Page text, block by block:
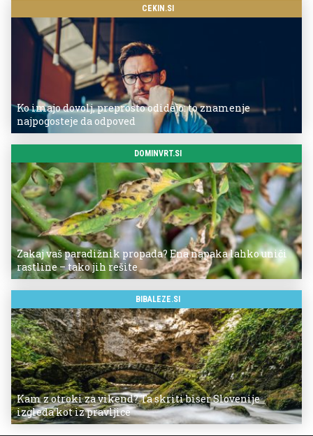
CEKIN.SI
Ko imajo dovolj, preprosto odidejo: to znamenje
najpogosteje da odpoved
DOMINVRT.SI
Zakaj vaš paradižnik propada? Ena napaka lahko uniči
rastline – tako jih rešite
BIBALEZE.SI
Kam z otroki za vikend? Ta skriti biser Slovenije
izgleda kot iz pravljice